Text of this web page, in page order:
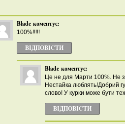
Blade коментує:
100%!!!!!
ВІДПОВІCТИ
Blade коментує:
Це не для Марти 100%. Не
Нестайка люблять!Добрий
слово! У курки може бути
ВІДПОВІCТИ